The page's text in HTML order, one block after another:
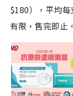
$180），平均
有限，售完即止。